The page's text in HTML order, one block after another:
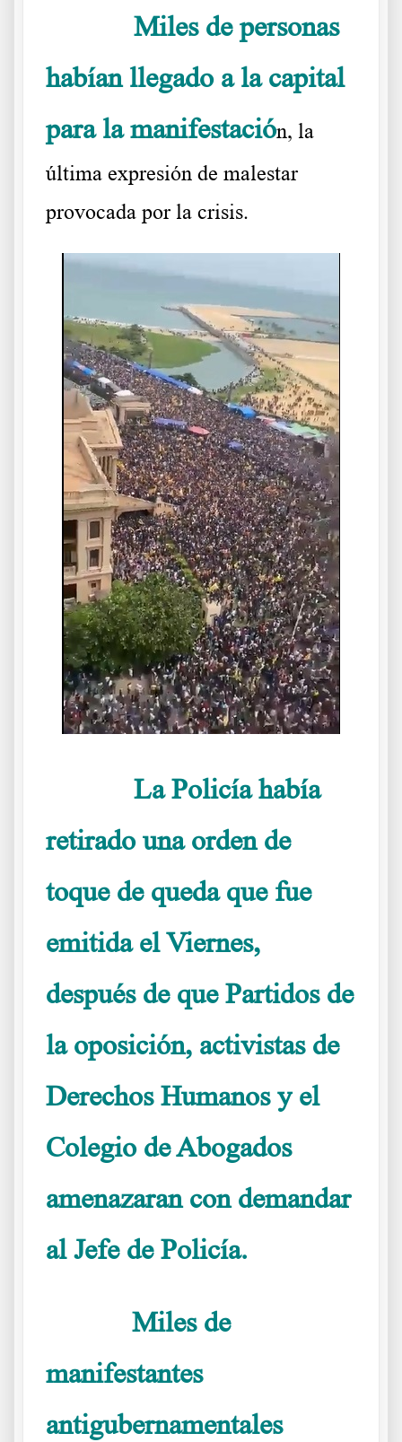
Miles de personas
habían llegado a la capital
para la manifestación, la
última expresión de malestar
provocada por la crisis.
La Policía había
retirado una orden de
toque de queda que fue
emitida el Viernes,
después de que Partidos de
la oposición, activistas de
Derechos Humanos y el
Colegio de Abogados
amenazaran con demandar
al Jefe de Policía.
Miles de
manifestantes
antigubernamentales